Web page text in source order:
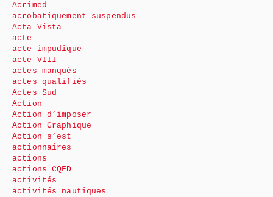
Acrimed
acrobatiquement suspendus
Acta Vista
acte
acte impudique
acte VIII
actes manqués
actes qualifiés
Actes Sud
Action
Action d’imposer
Action Graphique
Action s’est
actionnaires
actions
actions CQFD
activités
activités nautiques